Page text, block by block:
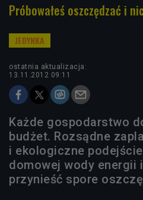
Próbowałeś oszczędzać i
ostatnia aktualizacja:
13.11.2012 09:11
Każde gospodarstwo
budżet. Rozsądne
i ekologiczne
domowej wody energii
przynieść spore